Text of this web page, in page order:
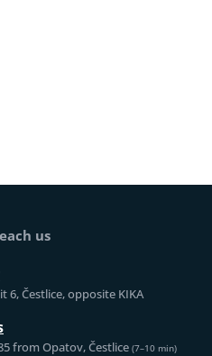
us
6, Čestlice, opposite KIKA
from Opatov, Čestlice (7–10 min)